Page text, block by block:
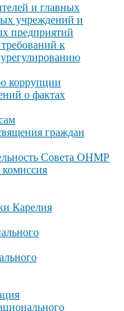
и главных
учреждений и
предприятий
к
коррупции
о фактах
граждан
Совета ОНМР
комиссия
Карелия